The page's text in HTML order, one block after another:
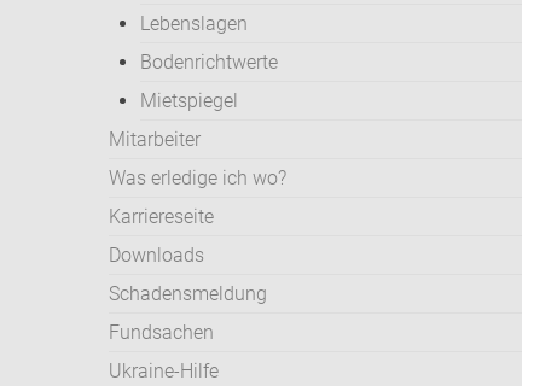
Lebenslagen
Bodenrichtwerte
Mietspiegel
Mitarbeiter
Was erledige ich wo?
Karriereseite
Downloads
Schadensmeldung
Fundsachen
Ukraine-Hilfe